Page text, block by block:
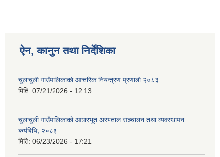
ऐन, कानुन तथा निर्देशिका
चुलाचुली गाउँपालिकाको आन्तरिक नियन्त्रण प्रणाली २०८३
मिति: 07/21/2026 - 12:13
चुलाचुली गाउँपालिकाको आधारभूत अस्पताल सञ्चालन तथा व्यवस्थापन
कर्यविधि, २०८३
मिति: 06/23/2026 - 17:21